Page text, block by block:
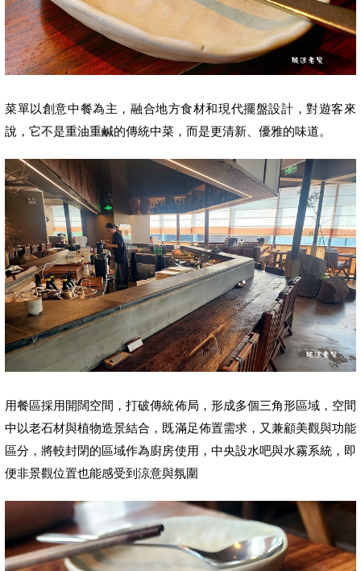
菜單以創意中餐為主，融合地方食材和現代擺盤設計，對遊客來
說，它不是重油重鹹的傳統中菜，而是更清新、優雅的味道。
用餐區採用開闊空間，打破傳統佈局，形成多個三角形區域，空間
中以老石材與植物造景結合，既滿足佈置需求，又兼顧美觀與功能
區分，將較封閉的區域作為廚房使用，中央設水吧與水霧系統，即
便非景觀位置也能感受到涼意與氛圍